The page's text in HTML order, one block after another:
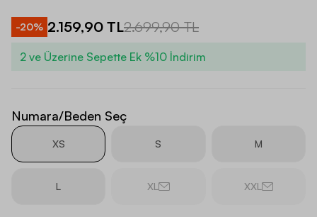
-20% 2.159,90 TL2.699,90 TL
2 ve Üzerine Sepette Ek %10 İndirim
Numara/Beden Seç
XS S M
L XL XXL